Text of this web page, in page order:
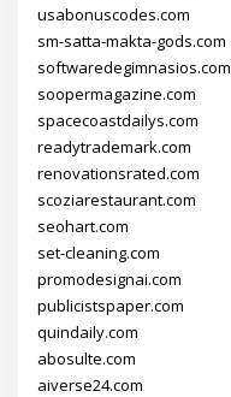
usabonuscodes.com
sm-satta-makta-gods.com
softwaredegimnasios.com
soopermagazine.com
spacecoastdailys.com
readytrademark.com
renovationsrated.com
scoziarestaurant.com
seohart.com
set-cleaning.com
promodesignai.com
publicistspaper.com
quindaily.com
abosulte.com
aiverse24.com